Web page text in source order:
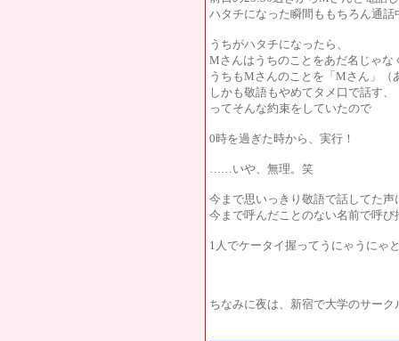
ハタチになった瞬間ももちろん通話
うちがハタチになったら、
Mさんはうちのことをあだ名じゃな
うちもMさんのことを「Mさん」（
しかも敬語もやめてタメ口で話す、
ってそんな約束をしていたので
0時を過ぎた時から、実行！
……いや、無理。笑
今まで思いっきり敬語で話してた
今まで呼んだことのない名前で呼び
1人でケータイ握ってうにゃうにゃ
ちなみに夜は、新宿で大学のサー